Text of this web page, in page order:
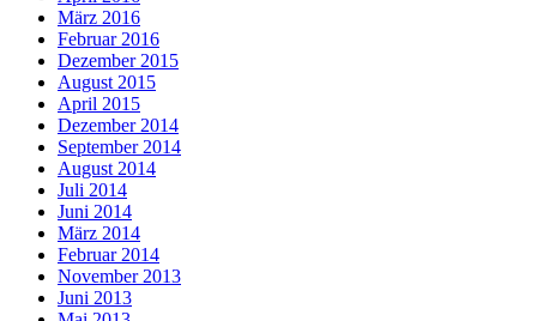
März 2016
Februar 2016
Dezember 2015
August 2015
April 2015
Dezember 2014
September 2014
August 2014
Juli 2014
Juni 2014
März 2014
Februar 2014
November 2013
Juni 2013